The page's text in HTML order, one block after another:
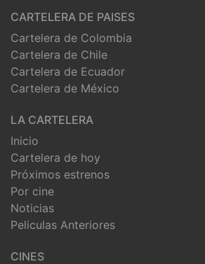
CARTELERA DE PAISES
Cartelera de Colombia
Cartelera de Chile
Cartelera de Ecuador
Cartelera de México
LA CARTELERA
Inicio
Cartelera de hoy
Próximos estrenos
Por cine
Noticias
Peliculas Anteriores
CINES